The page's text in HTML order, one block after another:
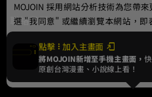
聯絡我們
© 2024 gamania Digital
點擊 加入主畫面
將MOJOIN新增至手機主畫面，
原創台灣漫畫、小說線上看！
MOJOIN 採用網站分析技術為您帶
選 "我同意" 或繼續瀏覽本網站，即
Cookie，欲瞭解更多資訊請見隱私
我同意